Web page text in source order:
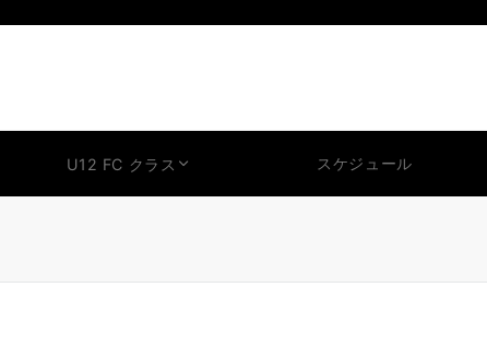
U12 FC クラス スケジュール